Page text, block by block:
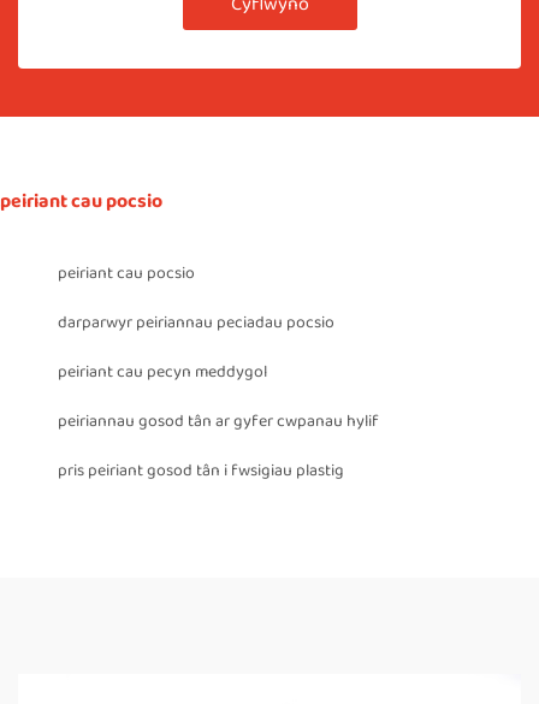
peiriant cau pocsio
peiriant cau pocsio
darparwyr peiriannau peciadau pocsio
peiriant cau pecyn meddygol
peiriannau gosod tân ar gyfer cwpanau hylif
pris peiriant gosod tân i fwsigiau plastig